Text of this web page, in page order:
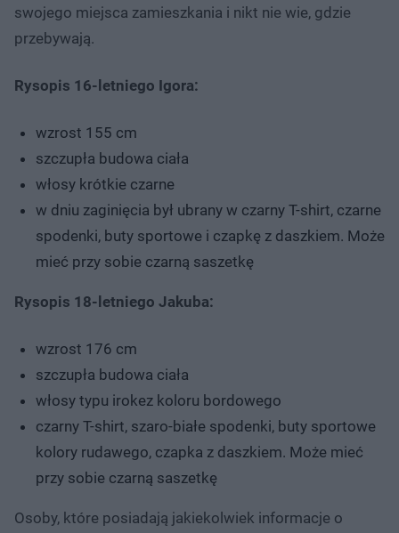
swojego miejsca zamieszkania i nikt nie wie, gdzie
przebywają.
Rysopis 16-letniego Igora:
wzrost 155 cm
szczupła budowa ciała
włosy krótkie czarne
w dniu zaginięcia był ubrany w czarny T-shirt, czarne
spodenki, buty sportowe i czapkę z daszkiem. Może
mieć przy sobie czarną saszetkę
Rysopis 18-letniego Jakuba:
wzrost 176 cm
szczupła budowa ciała
włosy typu irokez koloru bordowego
czarny T-shirt, szaro-białe spodenki, buty sportowe
kolory rudawego, czapka z daszkiem. Może mieć
przy sobie czarną saszetkę
Osoby, które posiadają jakiekolwiek informacje o